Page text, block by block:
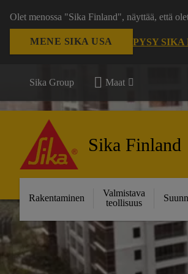
Olet menossa "Sika Finland", näyttää, että
MENE SIKA USA PYSY
Sika Group Maat
Sika Finland
Rakentaminen
Valmistava
teollisuus